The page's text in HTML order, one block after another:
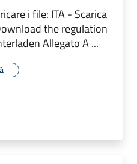
i file: ITA - Scarica
the regulation
Allegato A ...